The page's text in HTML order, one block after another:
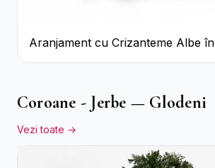
Aranjament cu Crizanteme Albe în
Cutie Galbenă
Coroane - Jerbe — Glodeni
Vezi toate →